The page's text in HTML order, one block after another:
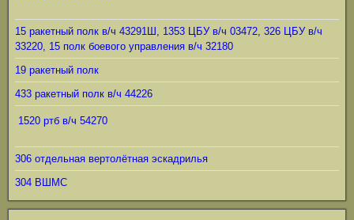
15 ракетный полк в/ч 43291Ш, 1353 ЦБУ в/ч 03472, 326 ЦБУ в/ч
33220, 15 полк боевого управления в/ч 32180
19 ракетный полк
433 ракетный полк в/ч 44226
1520 ртб в/ч 54270
306 отдельная вертолётная эскадрилья
304 ВШМС